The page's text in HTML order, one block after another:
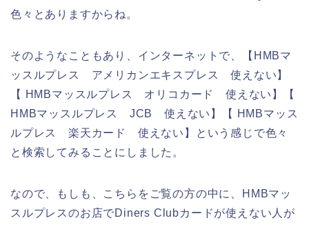
色々とありますからね。
そのようなこともあり、インターネットで、【HMBマ
ッスルプレス アメリカンエキスプレス 使えない】
【 HMBマッスルプレス オリコカード 使えない】【
HMBマッスルプレス JCB 使えない】【 HMBマッス
ルプレス 楽天カード 使えない】という感じで色々
と検索してみることにしました。
なので、もしも、こちらをご覧の方の中に、HMBマッ
スルプレスのお店でDiners Clubカードが使えない人が